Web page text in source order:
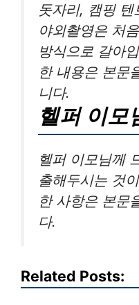
돗자리, 캠핑
야외촬영은 처
방식으로 갈아
한 내용은 본문
니다.
헬퍼 이모
헬퍼 이모님께
출해두시는 것
한 사항은 본문
다.
Related Posts: